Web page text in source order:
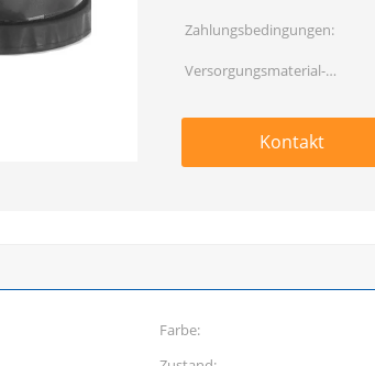
Zahlungsbedingungen:
Versorgungsmaterial-
Kontakt
Farbe: